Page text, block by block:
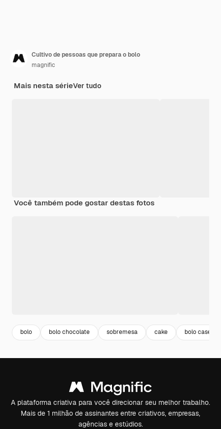
Cultivo de pessoas que prepara o bolo
magnific
Mais nesta sérieVer tudo
Você também pode gostar destas fotos
bolo bolo chocolate sobremesa cake bolo caseiro
A plataforma criativa para você direcionar seu melhor trabalho.
Mais de 1 milhão de assinantes entre criativos, empresas,
agências e estúdios.